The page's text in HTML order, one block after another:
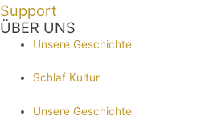
Support
ÜBER UNS
Unsere Geschichte
Schlaf Kultur
Unsere Geschichte